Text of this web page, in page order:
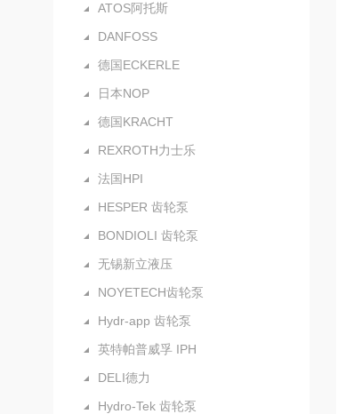
ATOS阿托斯
DANFOSS
德国ECKERLE
日本NOP
德国KRACHT
REXROTH力士乐
法国HPI
HESPER 齿轮泵
BONDIOLI 齿轮泵
无锡新立液压
NOYETECH齿轮泵
Hydr-app 齿轮泵
英特帕普威孚 IPH
DELI德力
Hydro-Tek 齿轮泵